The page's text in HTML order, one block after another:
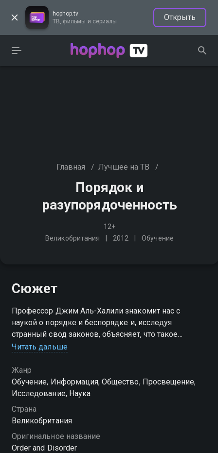
hophop.tv
ТВ, фильмы и сериалы
Открыть
Главная / Лучшее на ТВ /
Порядок и
разупорядоченность
12+
Великобритания
2012 Обучение
Сюжет
Профессор Джим Аль-Халили знакомит нас с
наукой о порядке и беспорядке и, исследуя
странный свод законов, объясняет, что такое
энергия
Читать дальше
Жанр
Обучение, Информация, Общество, Просвещение,
Исследование, Наука
Страна
Великобритания
Оригинальное название
Order and Disorder